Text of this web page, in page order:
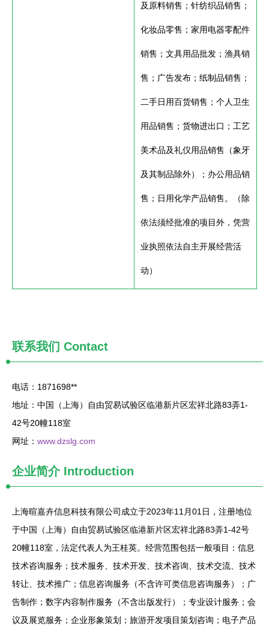
及原料销售；针纺织品销售；
化妆品零售；家用电器零配件
销售；文具用品批发；渔具销
售；广告发布；纸制品销售；
二手日用百货销售；个人卫生
用品销售；货物进出口；工艺
美术品及礼仪用品销售（象牙
及其制品除外）；办公用品销
售；日用化学产品销售。（除
依法须经批准的项目外，凭营
业执照依法自主开展经营活
动）
联系我们 Contact
电话：1871698**
地址：中国（上海）自由贸易试验区临港新片区宏祥北路83弄1-
42号20幢118室
网址： www.dzslg.com
企业简介Introduction
上海暄嘉卉信息科技有限公司成立于2023年11月01日，注册地位
于中国（上海）自由贸易试验区临港新片区宏祥北路83弄1-42号
20幢118室，法定代表人为王桂英。经营范围包括一般项目：信息
技术咨询服务；技术服务、技术开发、技术咨询、技术交流、技术
转让、技术推广；信息咨询服务（不含许可类信息咨询服务）；广
告制作；数字内容制作服务（不含出版发行）；专业设计服务；会
议及展览服务；企业形象策划；旅游开发项目策划咨询；电子产品